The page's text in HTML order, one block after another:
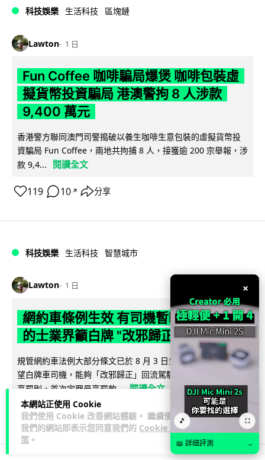
本網站正使用 Cookie
我們使用 Cookie 改善網站體驗。 繼續使用
我們的網站即表示您同意我們的 Cookie 政
策 。
科技娛樂 生活科技 區塊鏈
Lawton 1 日
Fun Coffee 咖啡騙局爆煲 咖啡包裝虛
擬貨幣投資騙局 港澳警拘 8 人涉款
9,400 萬元
香港警方聯同澳門司警搗破以養生咖啡生意包裝的虛擬貨幣投
資騙局 Fun Coffee，兩地共拘捕 8 人，接獲逾 200 宗舉報，涉
款 9,4...
閱讀全文
119 10 ↗ 分享
科技娛樂 生活科技 智慧城市
Lawton 1 日
網約車條例生效 有司機暫時停工避風頭
的士業界籲白牌 "改邪歸正"
規管網約車法例大部分條文已於 8 月 3 日生效，的士業界就期
望白牌車司機，能夠「改邪歸正」回流駕駛的士。新例大幅提
高罰則，首次定罪最高罰款... 閱讀全文
207 147 ↗ 分享
×
🎵 ⛶
📖 詳細評測 →